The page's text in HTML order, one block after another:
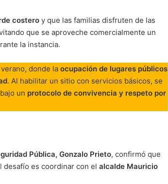
costero y que las familias disfruten de las
que se aproveche comercialmente un
la instancia.
donde la ocupación de lugares públicos
. Al habilitar un sitio con servicios básicos, se
un protocolo de convivencia y respeto por
Pública, Gonzalo Prieto, confirmó que
desafío es coordinar con el alcalde Mauricio